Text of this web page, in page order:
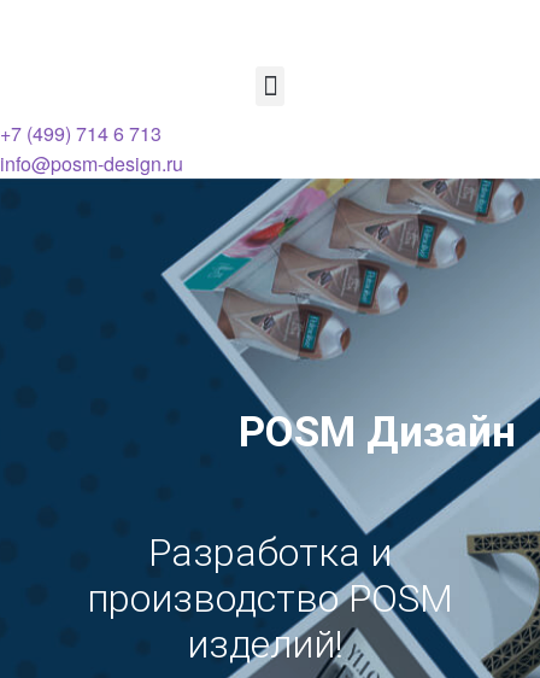
+7 (499) 714 6 713
info@posm-design.ru
POSM Дизайн
Разработка и
производство POSM
изделий!